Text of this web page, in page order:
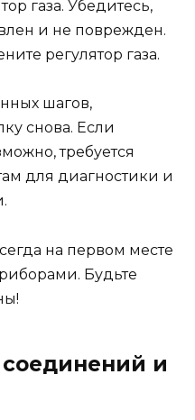
газа. Убедитесь,
и не поврежден.
регулятор газа.
шагов,
снова. Если
требуется
для диагностики и
на первом месте
Будьте
и